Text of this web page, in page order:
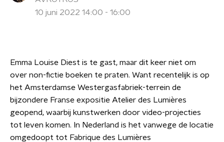
10 juni 2022 14:00 - 16:00
Emma Louise Diest is te gast, maar dit keer niet om
over non-fictie boeken te praten. Want recentelijk is op
het Amsterdamse Westergasfabriek-terrein de
bijzondere Franse expositie Atelier des Lumières
geopend, waarbij kunstwerken door video-projecties
tot leven komen. In Nederland is het vanwege de locatie
omgedoopt tot Fabrique des Lumières